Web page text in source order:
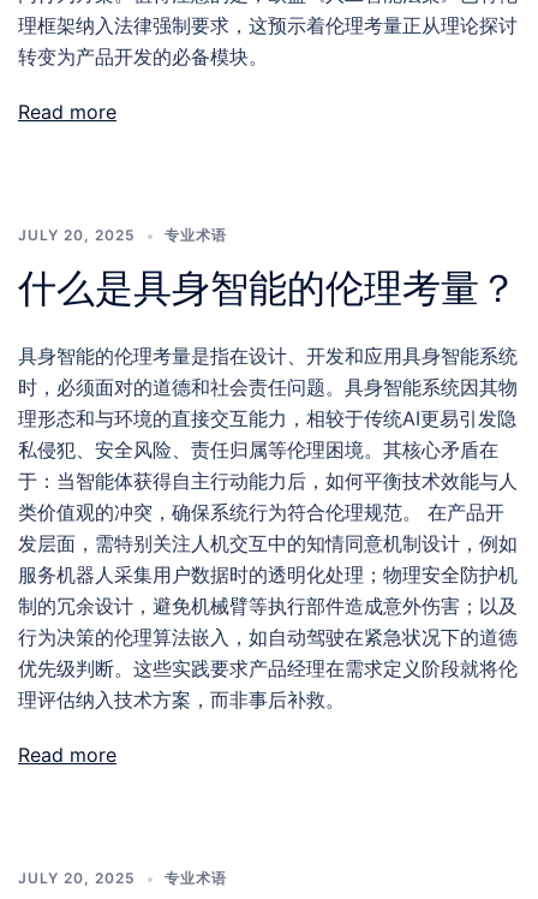
理框架纳入法律强制要求，这预示着伦理考量正从理论探讨
转变为产品开发的必备模块。
Read more
JULY 20, 2025 专业术语
什么是具身智能的伦理考量？
具身智能的伦理考量是指在设计、开发和应用具身智能系统
时，必须面对的道德和社会责任问题。具身智能系统因其物
理形态和与环境的直接交互能力，相较于传统AI更易引发隐
私侵犯、安全风险、责任归属等伦理困境。其核心矛盾在
于：当智能体获得自主行动能力后，如何平衡技术效能与人
类价值观的冲突，确保系统行为符合伦理规范。 在产品开
发层面，需特别关注人机交互中的知情同意机制设计，例如
服务机器人采集用户数据时的透明化处理；物理安全防护机
制的冗余设计，避免机械臂等执行部件造成意外伤害；以及
行为决策的伦理算法嵌入，如自动驾驶在紧急状况下的道德
优先级判断。这些实践要求产品经理在需求定义阶段就将伦
理评估纳入技术方案，而非事后补救。
Read more
JULY 20, 2025 专业术语